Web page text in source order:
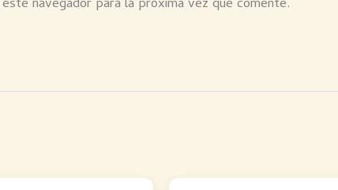
navegador para la próxima vez que comente.